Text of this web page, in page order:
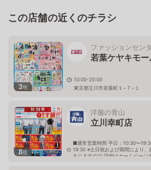
この店舗の近くのチラシ
3枚
ファッションセン
若葉ケヤキモー
10:00-20:00
東京都立川市若葉町１−７−１
8枚
洋服の青山
立川幸町店
■通常営業時間 平日：10:30〜
19:30 ※土日祝および期間により、
ありますので 詳細はホームページ